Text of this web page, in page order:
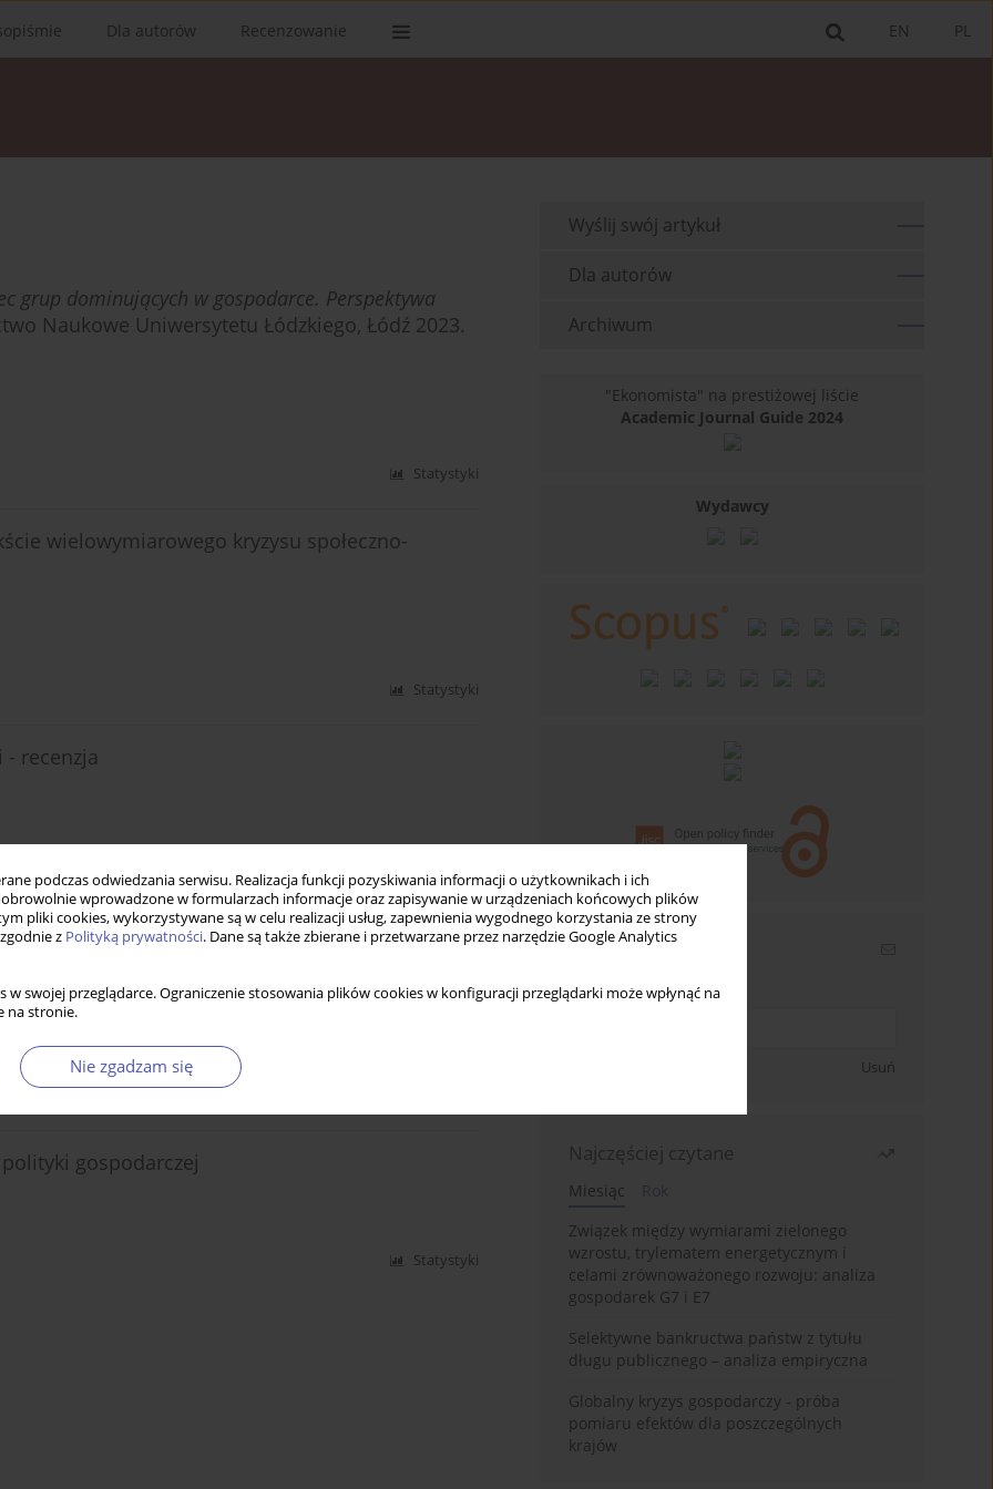
podczas odwiedzania serwisu. Realizacja funkcji pozyskiwania informacji o użytkownikach i ich
wprowadzone w formularzach informacje oraz zapisywanie w urządzeniach końcowych plików
pliki cookies, wykorzystywane są w celu realizacji usług, zapewnienia wygodnego korzystania ze strony
z Polityką prywatności. Dane są także zbierane i przetwarzane przez narzędzie Google Analytics
w swojej przeglądarce. Ograniczenie stosowania plików cookies w konfiguracji przeglądarki może wpłynąć na
na stronie.
Nie zgadzam się
PL
EN
Dla autorów Recenzowanie
grup dominujących w gospodarce. Perspektywa
Naukowe Uniwersytetu Łódzkiego, Łódź 2023.
Statystyki
wielowymiarowego kryzysu społeczno-
Statystyki
recenzja
Statystyki
zbiorowa pod red. Grzegorza W. Kołodki i Jacka
2019, ss. 460 (wraz z aneksem)
gospodarczej
Statystyki
Wyślij swój artykuł
Dla autorów
Archiwum
"Ekonomista" na prestiżowej liście
Academic Journal Guide 2024
Wydawcy
Newsletter
Wpisz swój adres email
Usuń
Najczęściej czytane
Miesiąc
Związek między wymiarami zielonego
wzrostu, trylematem energetycznym i
celami zrównoważonego rozwoju: analiza
gospodarek G7 i E7
Selektywne bankructwa państw z tytułu
długu publicznego – analiza empiryczna
Globalny kryzys gospodarczy - próba
pomiaru efektów dla poszczególnych
krajów